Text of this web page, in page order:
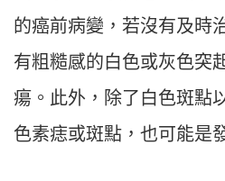
的癌前病變，若沒有及時
有粗糙感的白色或灰色突
瘍。此外，除了白色斑點
色素痣或斑點，也可能是